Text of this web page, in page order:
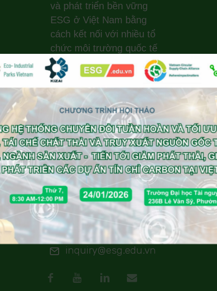
và phát triển bền vững
ESG ở Việt Nam bằng
cách kết nối với nhiều tổ
chức môi trường quốc tế
uy tín, những người khởi
xướng toàn cầu về tính
bền vững, hành động vì
khí hậu, hệ sinh thái xanh
và năng lượng tái tạo. EIP
Vietnam thực hiện tư vấn
theo khung EIP của
UNIDO, Worldbank, GIZ.
Office : +84
(0)988 203 940
MON–FRI 9AM–6PM
inquiry@esg.edu.vn